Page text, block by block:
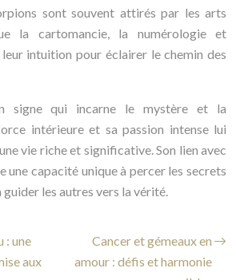
sont souvent attirés par les arts
la cartomancie, la numérologie et
intuition pour éclairer le chemin des
signe qui incarne le mystère et la
intérieure et sa passion intense lui
vie riche et significative. Son lien avec
une capacité unique à percer les secrets
guider les autres vers la vérité.
: une
aux
Cancer et gémeaux en
amour : défis et harmonie